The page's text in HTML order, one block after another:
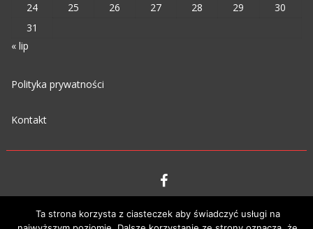
24
25 26 27 28 29
30
31
« lip
Polityka prywatności
Kontakt
Ta strona korzysta z ciasteczek aby świadczyć usługi na